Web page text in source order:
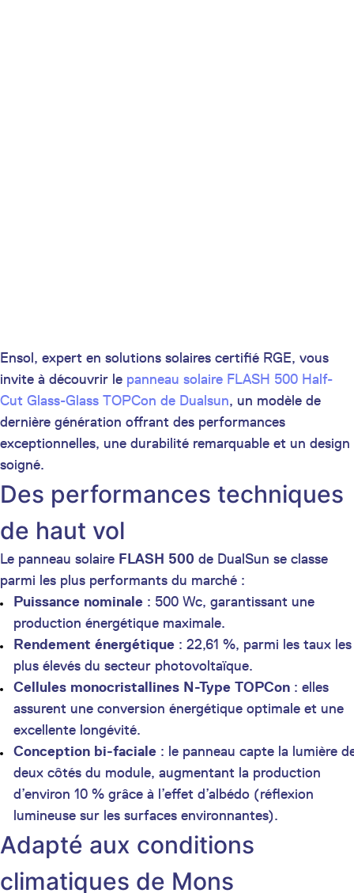
Ensol, expert en solutions solaires certifié RGE, vous
invite à découvrir le panneau solaire FLASH 500 Half-
Cut Glass-Glass TOPCon de Dualsun, un modèle de
dernière génération offrant des performances
exceptionnelles, une durabilité remarquable et un design
soigné.
Des performances techniques
de haut vol
Le panneau solaire FLASH 500 de DualSun se classe
parmi les plus performants du marché :
Puissance nominale : 500 Wc, garantissant une
production énergétique maximale.
Rendement énergétique : 22,61 %, parmi les taux les
plus élevés du secteur photovoltaïque.
Cellules monocristallines N-Type TOPCon : elles
assurent une conversion énergétique optimale et une
excellente longévité.
Conception bi-faciale : le panneau capte la lumière
deux côtés du module, augmentant la production
d’environ 10 % grâce à l’effet d’albédo (réflexion
lumineuse sur les surfaces environnantes).
Adapté aux conditions
climatiques de Mons